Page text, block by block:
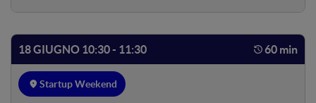
18 GIUGNO 10:30 - 11:30 60 min
Startup Weekend